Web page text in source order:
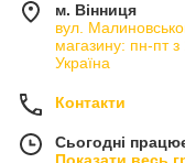
м. Вінниця
вул.
магазину: пн-пт
Україна
Контакти
Сьогодні